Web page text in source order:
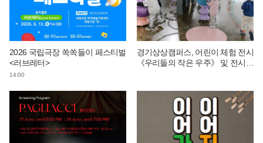
2026 국립극장 쏙쏙들이 페스티벌
<러브레터>
14:00
경기상상캠퍼스, 어린이 체험 전시
《우리들의 작은 우주》 및 전시